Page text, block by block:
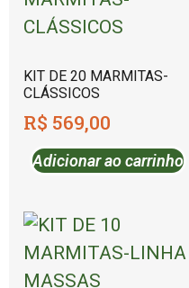
KIT DE 20 MARMITAS-
CLÁSSICOS
R$ 569,00
Adicionar ao carrinho